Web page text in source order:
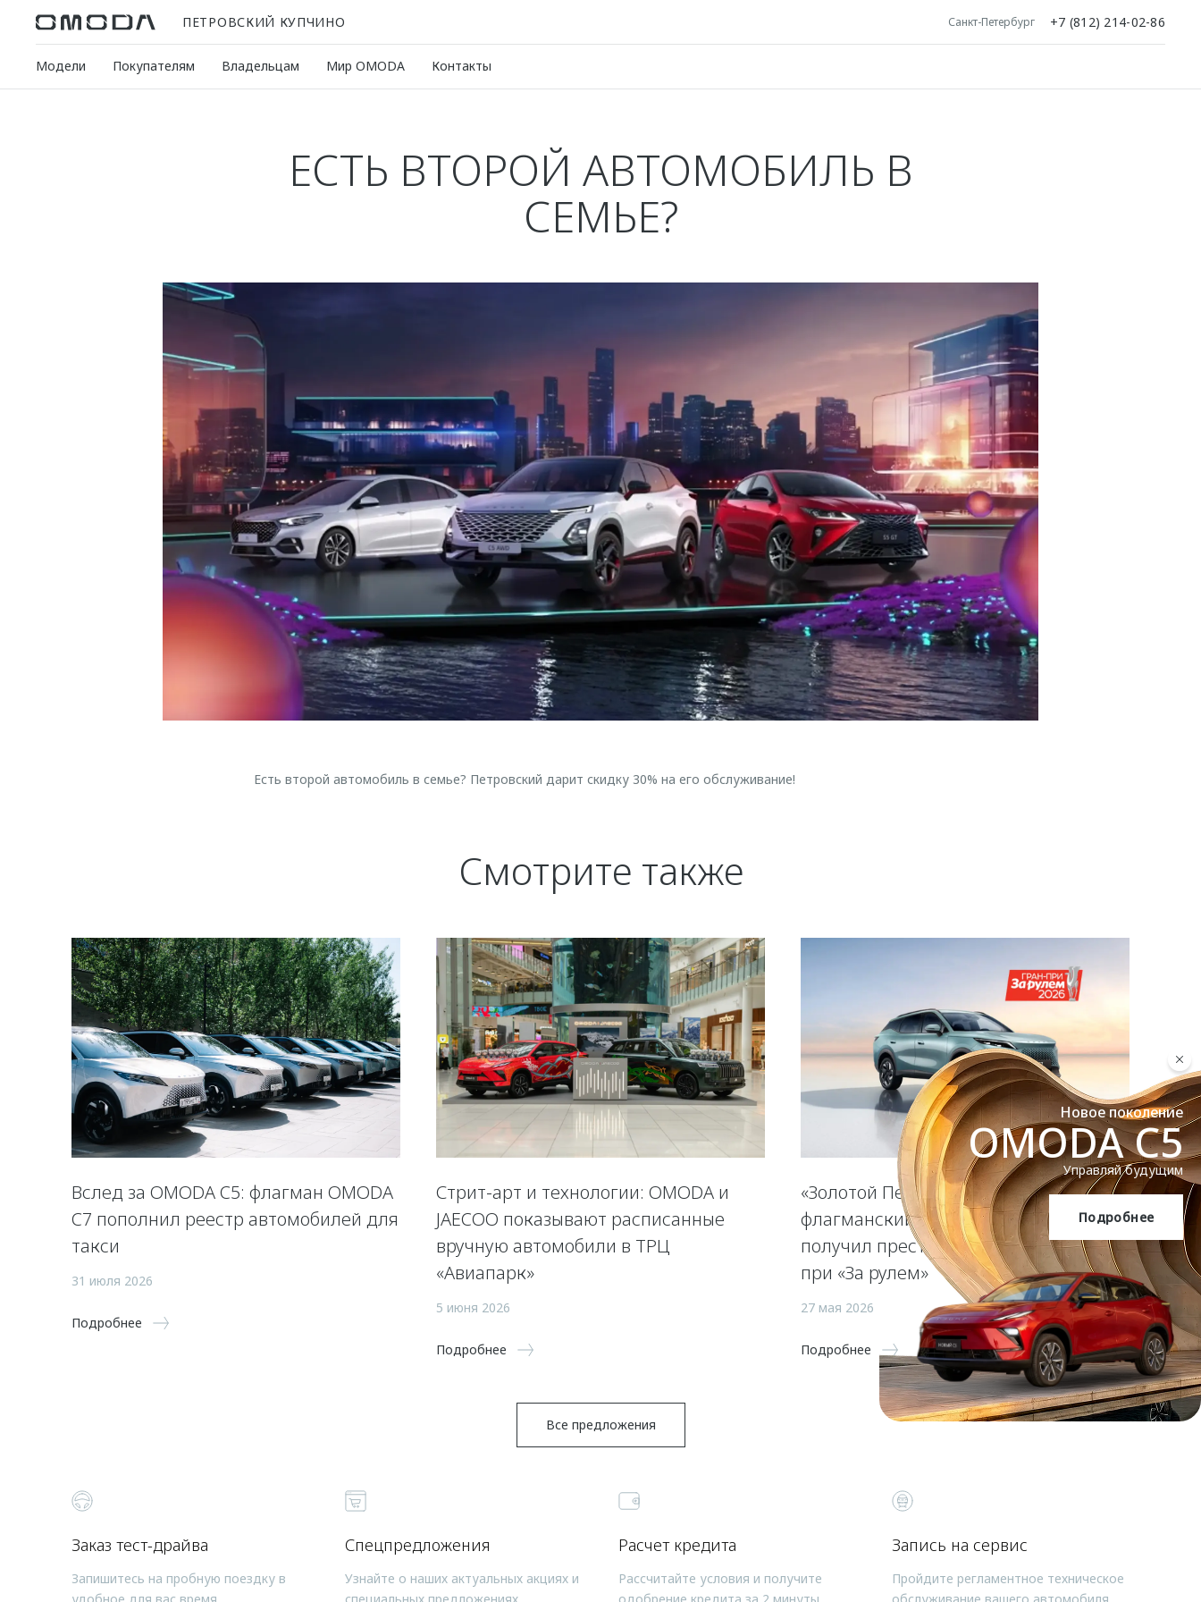
ПЕТРОВСКИЙ КУПЧИНО Санкт-Петербург +7 (812) 214-02-86
Модели Покупателям Владельцам Мир OMODA Контакты
OMODA C5
Новое поколение
OMODA C5
Управляй будущим
Подробнее
ЕСТЬ ВТОРОЙ АВТОМОБИЛЬ В
СЕМЬЕ?
Есть второй автомобиль в семье? Петровский дарит скидку 30% на его обслуживание!
Смотрите также
Вслед за OMODA C5: флагман OMODA
C7 пополнил реестр автомобилей для
такси
31 июля 2026
Подробнее
Стрит-арт и технологии: OMODA и
JAECOO показывают расписанные
вручную автомобили в ТРЦ
«Авиапарк»
5 июня 2026
Подробнее
«Золотой Пегас» за смелый дизайн:
флагманский кроссовер OMODA C7
получил престижную награду Гран-
при «За рулем»
27 мая 2026
Подробнее
Все предложения
Заказ тест-драйва
Запишитесь на пробную поездку в
Спецпредложения
Узнайте о наших актуальных акциях и
Расчет кредита
Рассчитайте условия и получите
Запись на сервис
Пройдите регламентное техническое